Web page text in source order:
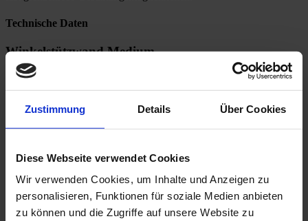
Zustimmung Details Über Cookies
Diese Webseite verwendet Cookies
Wir verwenden Cookies, um Inhalte und Anzeigen zu
personalisieren, Funktionen für soziale Medien anbieten
zu können und die Zugriffe auf unsere Website zu
Technische Daten
Winkelstützwand Medium
Baulänge (Standard): 1,00 m
Betonfestigkeit: C30/37 LP
Expositionsklasse und Betondeckung "c":
- Luftseitig (Sichtseite und Wandkopf): XC4, XD3, XS3, XF4 c =
- Erdseitig (Wandrückseite zum Fuß): XC4, XF4, XA2 c = 35 mm
- Sohle-Erdseitig (allseitig): XC2, XF4, XA2 c = 30 mm
Feuchtigkeitsklasse: WA
Einbindetiefe: 25 cm
Lastfall: ohne Verkehrslasten